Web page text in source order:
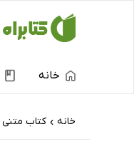
خانه
خانه › کتاب‌ متنی